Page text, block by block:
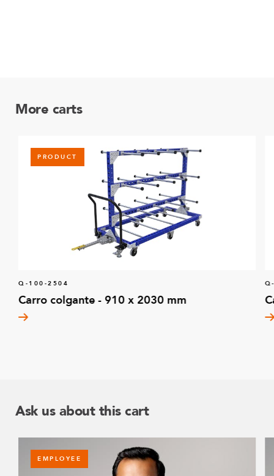
More carts
PRODUCT
Q-100-2504
Carro colgante - 910 x 2030 mm
Ask us about this cart
EMPLOYEE